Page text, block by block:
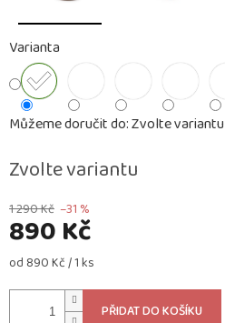
1 290 Kč –31 %
890 Kč
Měrná
od 890 Kč / 1 ks
Zvolte variantu
Varianta
Můžeme doručit do:Zvolte variantu
PŘIDAT DO KOŠÍKU